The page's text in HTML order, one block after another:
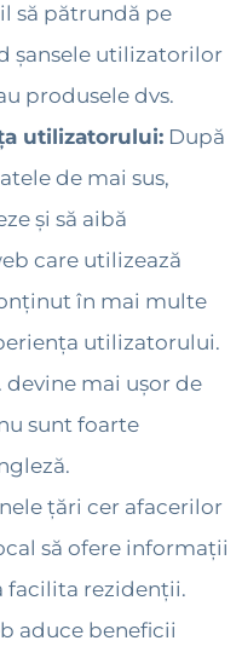
să pătrundă pe
șansele utilizatorilor
produsele dvs.
utilizatorului: După
de mai sus,
și să aibă
care utilizează
în mai multe
utilizatorului.
devine mai ușor de
sunt foarte
țări cer afacerilor
să ofere informații
facilita rezidenții.
aduce beneficii